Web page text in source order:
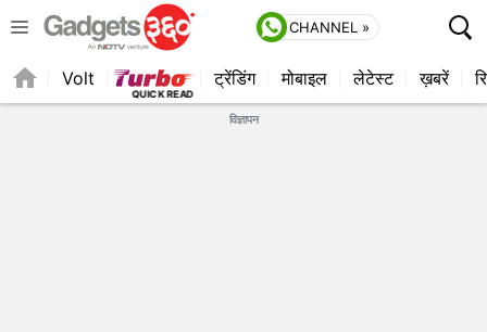
CHANNEL »
Volt ट्रेंडिंग मोबाइल लेटेस्ट ख़बरें
विज्ञापन